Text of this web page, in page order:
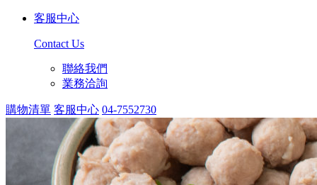
客服中心
Contact Us
聯絡我們
業務洽詢
購物清單 客服中心 04-7552730